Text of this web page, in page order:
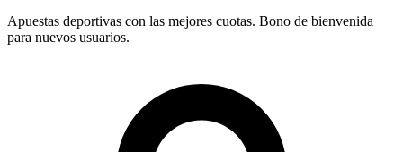
Apuestas deportivas con las mejores cuotas. Bono de bienvenida
para nuevos usuarios.